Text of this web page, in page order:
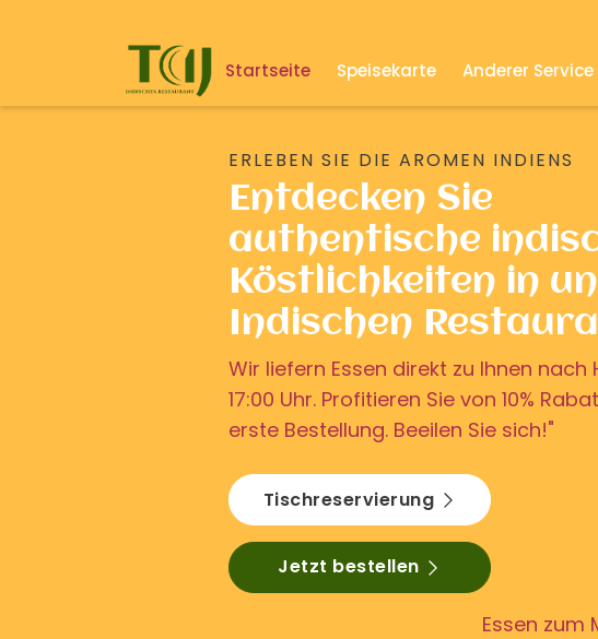
Startseite Speisekarte Anderer Service
ERLEBEN SIE DIE AROMEN INDIENS
Entdecken Sie
authentische
Köstlichkeiten in
Indischen
Wir liefern Essen direkt zu Ihnen nach
17:00 Uhr. Profitieren Sie von 10%
erste Bestellung. Beeilen Sie sich!"
Tischreservierung
Jetzt bestellen
Essen zum